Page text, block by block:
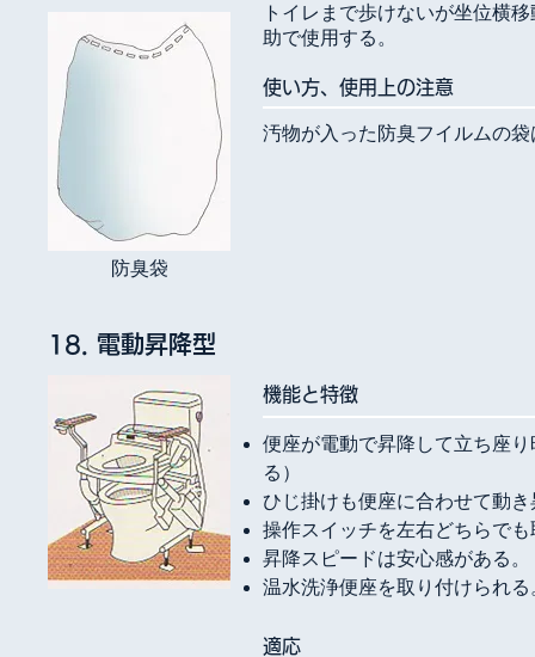
トイレまで歩けないが坐位横
助で使用する。
使い方、使用上の注意
汚物が入った防臭フイルムの
​防臭袋
18. 電動昇降型
​機能と特徴
便座が電動で昇降して立ち座
る）
ひじ掛けも便座に合わせて動
操作スイッチを左右どちらで
昇降スピードは安心感がある。
温水洗浄便座を取り付けられる
​適応